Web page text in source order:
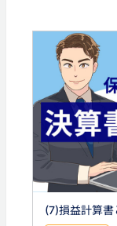
(7)損益計算